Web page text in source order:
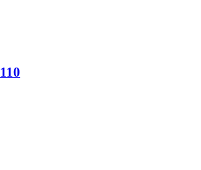
110